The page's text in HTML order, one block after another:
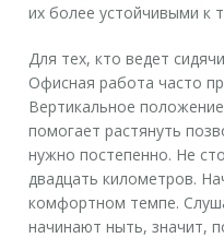
их более устойчивыми к
Для тех, кто ведет
Офисная работа часто
Вертикальное
помогает растянуть
нужно постепенно. Не
двадцать километров.
комфортном темпе.
начинают ныть, значит,